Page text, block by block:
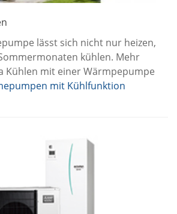
lässt sich nicht nur heizen,
kühlen. Mehr
Kühlen mit einer Wärmpepumpe
mit Kühlfunktion